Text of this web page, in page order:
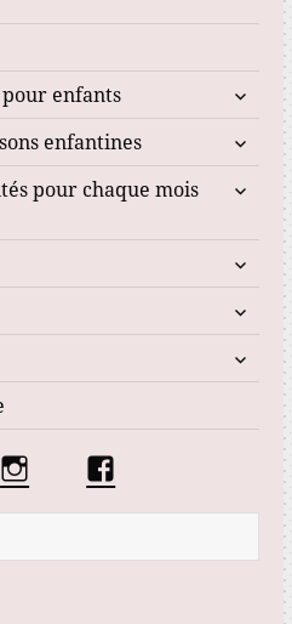
enfants
ouvrir
le
sous-
menu
enfantines
ouvrir
le
sous-
pour chaque mois
ouvrir
sous-
menu
ouvrir
le
sous-
menu
ouvrir
le
sous-
menu
ouvrir
le
menu
Éduquer
les
petits
La
communauté
Marmotille